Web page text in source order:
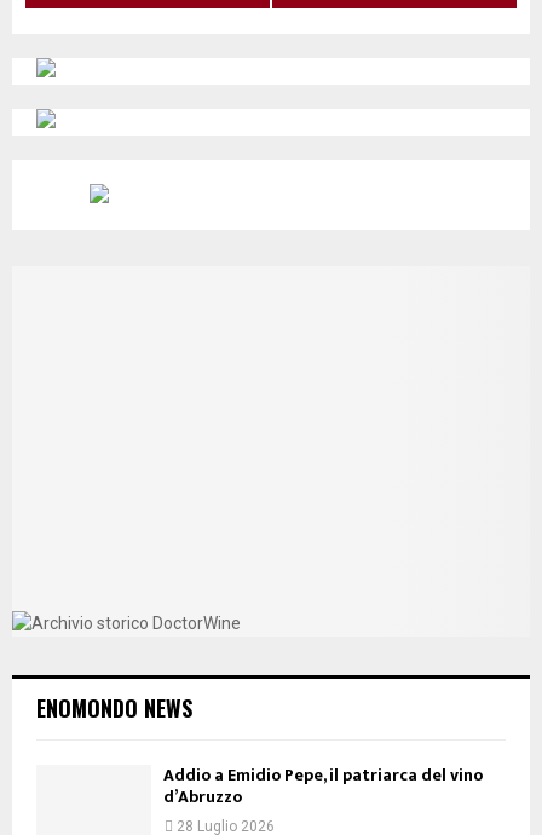
ENOMONDO NEWS
Addio a Emidio Pepe, il patriarca del vino
d’Abruzzo
28 Luglio 2026